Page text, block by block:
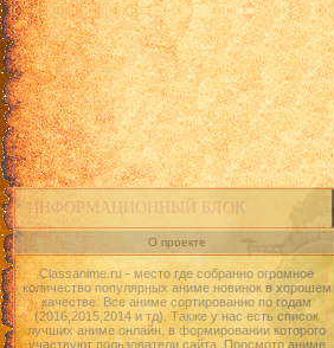
Нана - 32 серия
Нана - 33 серия
Нана - 34 серия
Нана - 35 серия
Нана - 36 серия
Нана - 37 серия
Нана - 38 серия
Нана - 49 серия
Нана - 40 серия
Нана - 41 серия
ИНФОРМАЦИОННЫЙ БЛОК
О проекте
Classanime.ru - место где собранно огромное
количество популярных аниме новинок в хорошем
качестве. Все аниме сортированно по годам
(2016,2015,2014 и тд). Также у нас есть список
лучших аниме онлайн, в формировании которого
участвуют пользователи сайта. Просмотр аниме